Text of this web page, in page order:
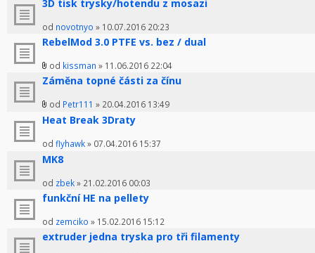
3D tisk trysky/hotendu z mosazi
od novotnyo » 10.07.2016 20:23
RebelMod 3.0 PTFE vs. bez / dual
od kissman » 11.06.2016 22:04
Záměna topné části za čínu
od Petr111 » 20.04.2016 13:49
Heat Break 3Draty
od flyhawk» 07.04.2016 15:37
MK8
od zbek» 21.02.2016 00:03
funkční HE na pellety
od zemciko » 15.02.2016 15:12
extruder jedna tryska pro tři filamenty